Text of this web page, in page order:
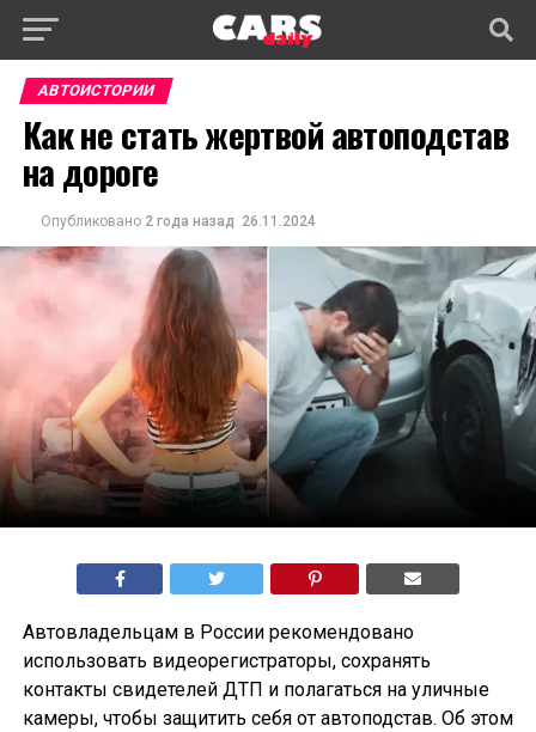
АВТОИСТОРИИ
Как не стать жертвой автоподстав
на дороге
Опубликовано 2 года назад 26.11.2024
Автовладельцам в России рекомендовано
использовать видеорегистраторы, сохранять
контакты свидетелей ДТП и полагаться на уличные
камеры, чтобы защитить себя от автоподстав. Об этом